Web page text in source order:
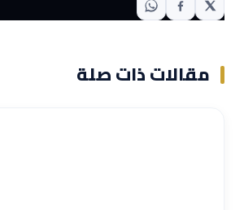
مقالات ذات صلة